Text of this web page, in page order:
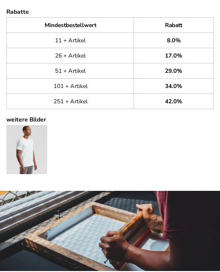
Rabatte
Mindestbestellwert
Rabatt
11 + Artikel
8.0%
26 + Artikel
17.0%
51 + Artikel
29.0%
101 + Artikel
34.0%
251 + Artikel
42.0%
weitere Bilder